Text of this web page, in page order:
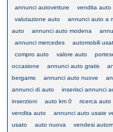
annunci autovetture
vendita auto
valutazione auto
annunci auto a
auto
annunci auto modena
annunci mercedes
automobili
compro auto
valore auto
occasione
annunci auto gratis
bergamo
annunci auto nuove
annunci di auto
inserisci annunci
inserzioni
auto km 0 ricerca auto
vendita auto
annunci auto usate
usato
auto nuova vendesi